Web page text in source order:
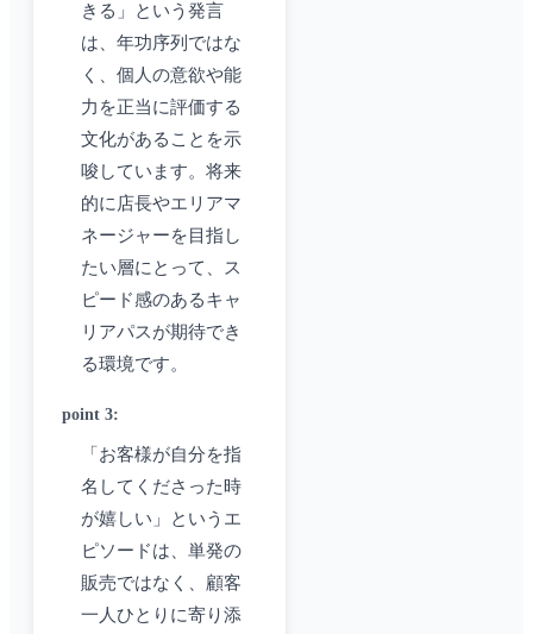
きる」という発言
は、年功序列ではな
く、個人の意欲や能
力を正当に評価する
文化があることを示
唆しています。将来
的に店長やエリアマ
ネージャーを目指し
たい層にとって、ス
ピード感のあるキャ
リアパスが期待でき
る環境です。
point 3:
「お客様が自分を指
名してくださった時
が嬉しい」というエ
ピソードは、単発の
販売ではなく、顧客
一人ひとりに寄り添